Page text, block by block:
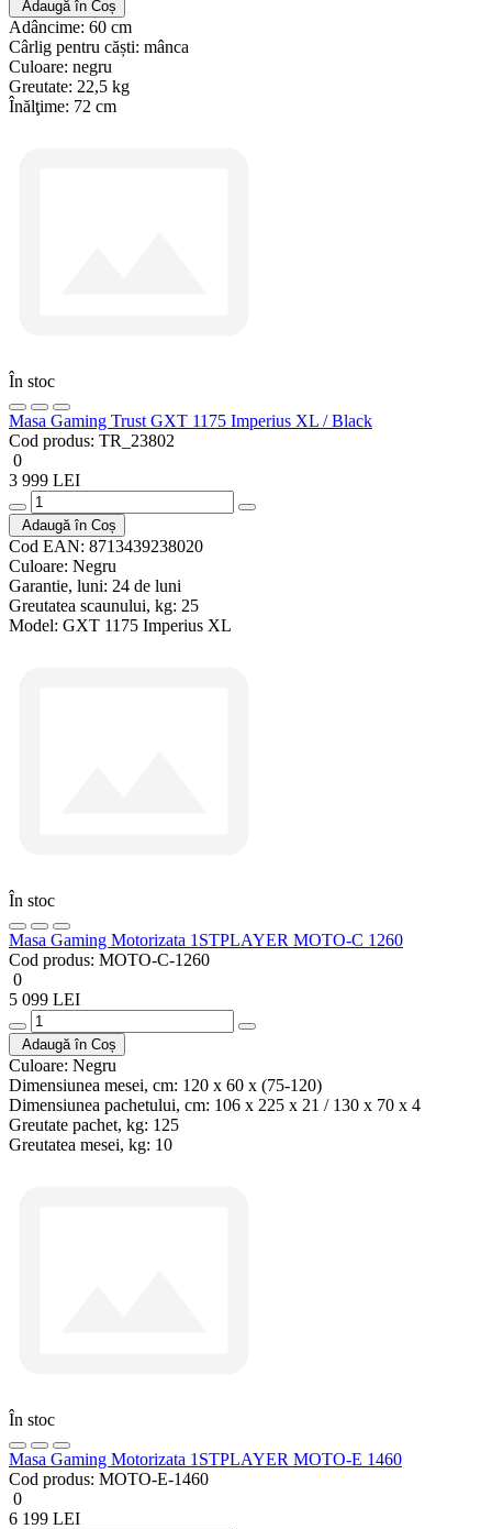
Adaugă în Coș
Adâncime: 60 cm
Cârlig pentru căști: mânca
Culoare: negru
Greutate: 22,5 kg
Înălţime: 72 cm
În stoc
Masa Gaming Trust GXT 1175 Imperius XL / Black
Cod produs: TR_23802
0
3 999 LEI
Adaugă în Coș
Cod EAN: 8713439238020
Culoare: Negru
Garantie, luni: 24 de luni
Greutatea scaunului, kg: 25
Model: GXT 1175 Imperius XL
În stoc
Masa Gaming Motorizata 1STPLAYER MOTO-C 1260
Cod produs: MOTO-C-1260
0
5 099 LEI
Adaugă în Coș
Culoare: Negru
Dimensiunea mesei, cm: 120 x 60 x (75-120)
Dimensiunea pachetului, cm: 106 x 225 x 21 / 130 x 70 x 4
Greutate pachet, kg: 125
Greutatea mesei, kg: 10
În stoc
Masa Gaming Motorizata 1STPLAYER MOTO-E 1460
Cod produs: MOTO-E-1460
0
6 199 LEI